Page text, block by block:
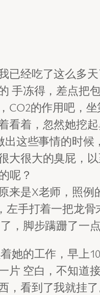
已经吃了这么多
手冻得，差点把
CO2的作用吧，
看着，忽然她挖
这些事情的时
大很大的臭屁，
呢？
来是X老师，照
左手打着一把龙
，脚步蹒跚了一
她的工作，早上
片 空白，不知道
看到了我就挂了